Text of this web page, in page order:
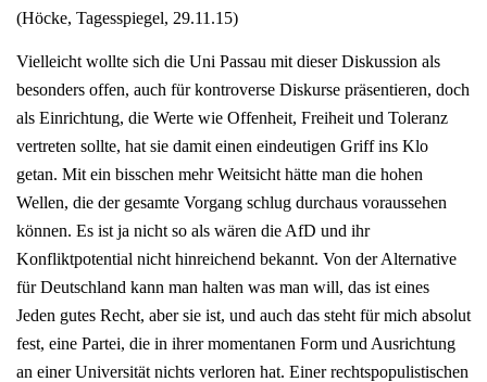
(Höcke, Tagesspiegel, 29.11.15)
Vielleicht wollte sich die Uni Passau mit dieser Diskussion als
besonders offen, auch für kontroverse Diskurse präsentieren, doch
als Einrichtung, die Werte wie Offenheit, Freiheit und Toleranz
vertreten sollte, hat sie damit einen eindeutigen Griff ins Klo
getan. Mit ein bisschen mehr Weitsicht hätte man die hohen
Wellen, die der gesamte Vorgang schlug durchaus voraussehen
können. Es ist ja nicht so als wären die AfD und ihr
Konfliktpotential nicht hinreichend bekannt. Von der Alternative
für Deutschland kann man halten was man will, das ist eines
Jeden gutes Recht, aber sie ist, und auch das steht für mich absolut
fest, eine Partei, die in ihrer momentanen Form und Ausrichtung
an einer Universität nichts verloren hat. Einer rechtspopulistischen